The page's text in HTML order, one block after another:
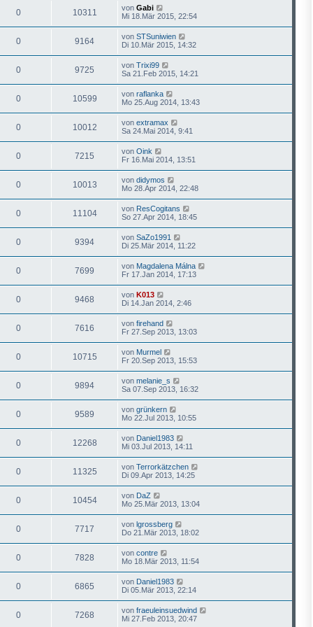
0 10311 von Gabi
Mi 18.Mär 2015, 22:54
0 9164 von STSuniwien
Di 10.Mär 2015, 14:32
0 9725 von Trixi99
Sa 21.Feb 2015, 14:21
0 10599 von raflanka
Mo 25.Aug 2014, 13:43
0 10012 von extramax
Sa 24.Mai 2014, 9:41
0 7215 von Oink
Fr 16.Mai 2014, 13:51
0 10013 von didymos
Mo 28.Apr 2014, 22:48
0 11104 von ResCogitans
So 27.Apr 2014, 18:45
0 9394 von SaZo1991
Di 25.Mär 2014, 11:22
0 7699 von Magdalena Málna
Fr 17.Jan 2014, 17:13
0 9468 von K013
Di 14.Jan 2014, 2:46
0 7616 von firehand
Fr 27.Sep 2013, 13:03
0 10715 von Murmel
Fr 20.Sep 2013, 15:53
0 9894 von melanie_s
Sa 07.Sep 2013, 16:32
0 9589 von grünkern
Mo 22.Jul 2013, 10:55
0 12268 von Daniel1983
Mi 03.Jul 2013, 14:11
0 11325 von Terrorkätzchen
Di 09.Apr 2013, 14:25
0 10454 von DaZ
Mo 25.Mär 2013, 13:04
0 7717 von lgrossberg
Do 21.Mär 2013, 18:02
0 7828 von contre
Mo 18.Mär 2013, 11:54
0 6865 von Daniel1983
Di 05.Mär 2013, 22:14
0 7268 von fraeuleinsuedwind
Mi 27.Feb 2013, 20:47